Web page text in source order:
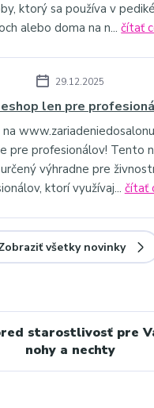
ktorý sa používa v
alebo doma na n...čítať
29.12.2025
len pre
pre profesionálov! Tento
výhradne pre
ktorí využívaj... čítať
všetky novinky
starostlivosť pre
nohy a nechty